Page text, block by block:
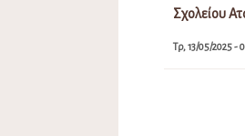
Σχολείου
Τρ, 13/05/2025 -